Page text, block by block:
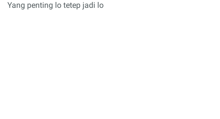
Yang penting lo tetep jadi lo